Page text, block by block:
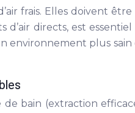
frais. Elles doivent
d’air directs, est
environnement plus
bain (extraction